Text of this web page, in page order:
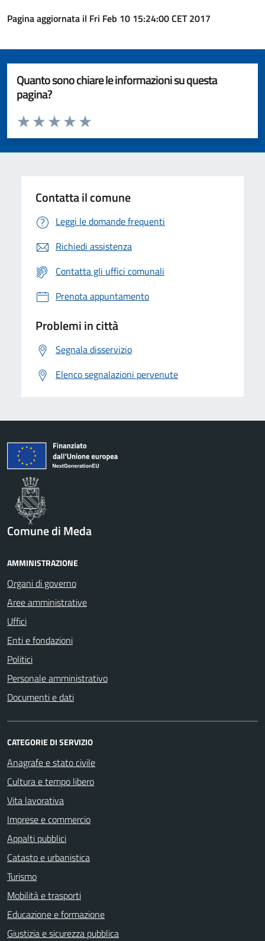
Pagina aggiornata il Fri Feb 10 15:24:00 CET 2017
Quanto sono chiare le informazioni su questa
pagina?
Valuta da 1 a 5 stelle la pagina
Valuta 5 stelle su 5
Valuta 4 stelle su 5
Valuta 3 stelle su 5
Valuta 2 stelle su 5
Valuta 1 stelle su 5
Contatta il comune
Leggi le domande frequenti
Richiedi assistenza
Contatta gli uffici comunali
Prenota appuntamento
Problemi in città
Segnala disservizio
Elenco segnalazioni pervenute
Comune di Meda
AMMINISTRAZIONE
Organi di governo
Aree amministrative
Uffici
Enti e fondazioni
Politici
Personale amministrativo
Documenti e dati
CATEGORIE DI SERVIZIO
Anagrafe e stato civile
Cultura e tempo libero
Vita lavorativa
Imprese e commercio
Appalti pubblici
Catasto e urbanistica
Turismo
Mobilità e trasporti
Educazione e formazione
Giustizia e sicurezza pubblica